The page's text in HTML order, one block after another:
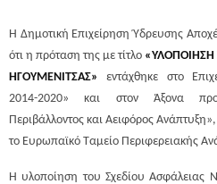
Η Δημοτική Επιχείρηση Ύδρευσης
ότι η πρόταση της με τίτλο «ΥΛΟΠΟΙΗΣΗ
ΗΓΟΥΜΕΝΙΤΣΑΣ»
εντάχθηκε στο
2014-2020» και στον Άξονα
Περιβάλλοντος και Αειφόρος
το Ευρωπαϊκό Ταμείο Περιφερειακής
Η υλοποίηση του Σχεδίου Ασφάλειας